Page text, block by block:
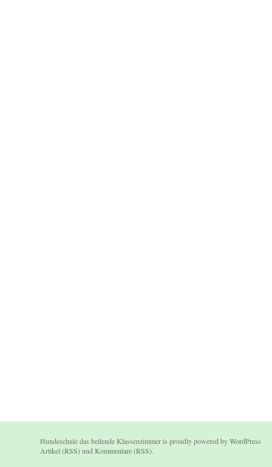
Hundeschule das bellende Klassenzimmer is proudly powered byWordPress
Artikel (RSS)und Kommentare (RSS).